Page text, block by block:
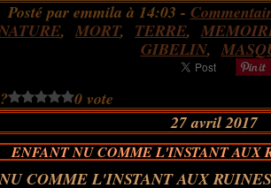
Posté par emmila à 14:03 -
, MORT, TERRE,
GIBELIN,
0 vote
27 avril 2017
ENFANT NU COMME L'INSTANT AUX